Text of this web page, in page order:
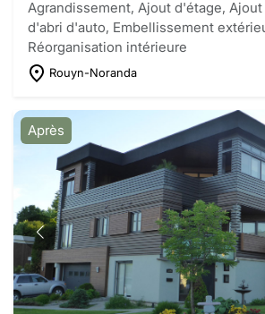
Agrandissement, Ajout d'étage, Ajout
d'abri d'auto, Embellissement
Réorganisation intérieure
Rouyn-Noranda
Après